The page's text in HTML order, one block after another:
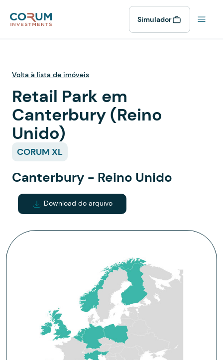
Simulador
Volta à lista de imóveis
Retail Park em
Canterbury (Reino
Unido)
CORUM XL
Canterbury - Reino Unido
Download do arquivo